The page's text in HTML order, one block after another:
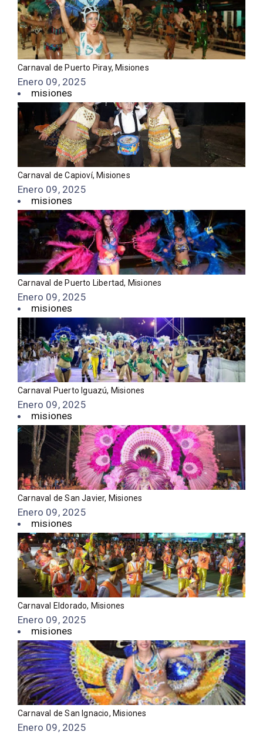
Carnaval de Puerto Piray, Misiones
Enero 09, 2025
misiones
Carnaval de Capioví, Misiones
Enero 09, 2025
misiones
Carnaval de Puerto Libertad, Misiones
Enero 09, 2025
misiones
Carnaval Puerto Iguazú, Misiones
Enero 09, 2025
misiones
Carnaval de San Javier, Misiones
Enero 09, 2025
misiones
Carnaval Eldorado, Misiones
Enero 09, 2025
misiones
Carnaval de San Ignacio, Misiones
Enero 09, 2025